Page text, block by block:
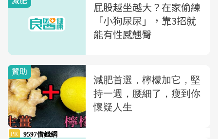
屁股越坐越大？在家偷練
「小狗尿尿」，靠3招就
能有性感翹臀